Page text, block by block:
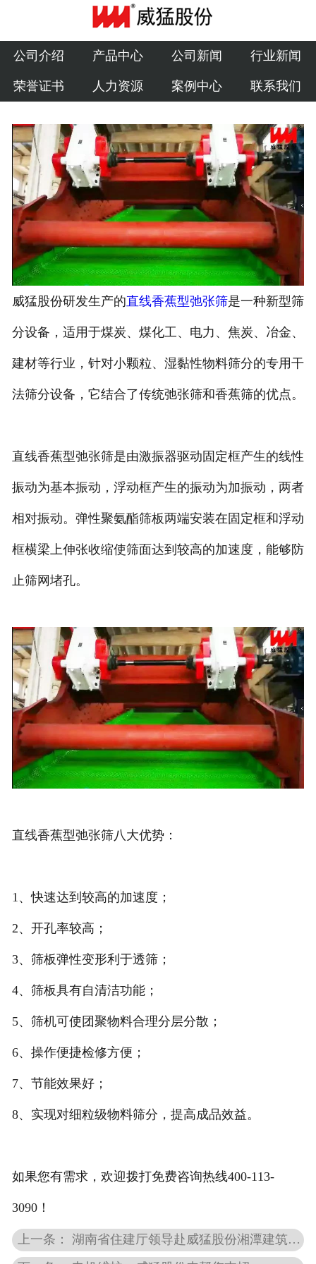
公司介绍
产品中心
公司新闻
行业新闻
荣誉证书
人力资源
案例中心
联系我们
公司介绍 产品中心 公司新闻 行业新闻
荣誉证书 人力资源 案例中心 联系我们
威猛股份研发生产的直线香蕉型弛张筛是一种新型筛
分设备，适用于煤炭、煤化工、电力、焦炭、冶金、
建材等行业，针对小颗粒、湿黏性物料筛分的专用干
法筛分设备，它结合了传统弛张筛和香蕉筛的优点。
直线香蕉型弛张筛是由激振器驱动固定框产生的线性
振动为基本振动，浮动框产生的振动为加振动，两者
相对振动。弹性聚氨酯筛板两端安装在固定框和浮动
框横梁上伸张收缩使筛面达到较高的加速度，能够防
止筛网堵孔。
直线香蕉型弛张筛八大优势：
1、快速达到较高的加速度；
2、开孔率较高；
3、筛板弹性变形利于透筛；
4、筛板具有自清洁功能；
5、筛机可使团聚物料合理分层分散；
6、操作便捷检修方便；
7、节能效果好；
8、实现对细粒级物料筛分，提高成品效益。
如果您有需求，欢迎拨打免费咨询热线400-113-
3090！
上一条： 湖南省住建厅领导赴威猛股份湘潭建筑垃圾处理项目调研